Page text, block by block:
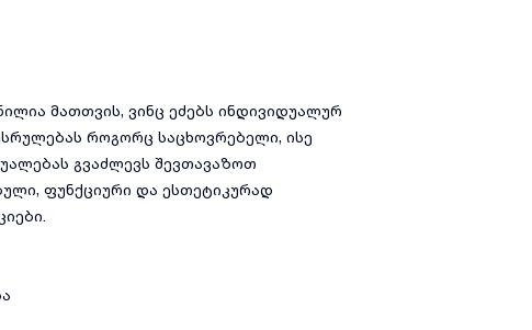
მათთვის, ვინც ეძებს ინდივიდუალურ
როგორც საცხოვრებელი, ისე
გვაძლევს შევთავაზოთ
ფუნქციური და ესთეტიკურად